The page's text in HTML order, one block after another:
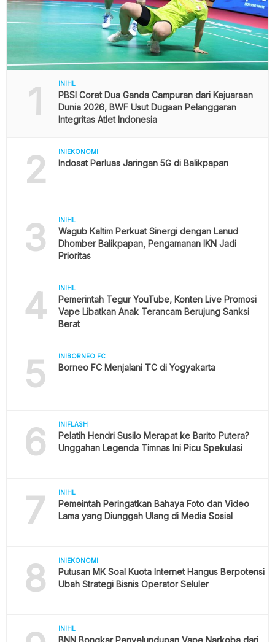
1 INIHL
PBSI Coret Dua Ganda Campuran dari Kejuaraan
Dunia 2026, BWF Usut Dugaan Pelanggaran
Integritas Atlet Indonesia
2 INIEKONOMI
Indosat Perluas Jaringan 5G di Balikpapan
3 INIHL
Wagub Kaltim Perkuat Sinergi dengan Lanud
Dhomber Balikpapan, Pengamanan IKN Jadi
Prioritas
4 INIHL
Pemerintah Tegur YouTube, Konten Live Promosi
Vape Libatkan Anak Terancam Berujung Sanksi
Berat
5 INIBORNEO FC
Borneo FC Menjalani TC di Yogyakarta
6 INIFLASH
Pelatih Hendri Susilo Merapat ke Barito Putera?
Unggahan Legenda Timnas Ini Picu Spekulasi
7 INIHL
Pemeintah Peringatkan Bahaya Foto dan Video
Lama yang Diunggah Ulang di Media Sosial
8 INIEKONOMI
Putusan MK Soal Kuota Internet Hangus Berpotensi
Ubah Strategi Bisnis Operator Seluler
INIHL